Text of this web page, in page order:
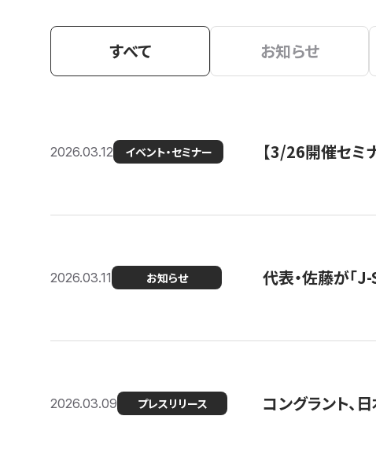
すべて お知らせ
2026.03.12 イベント・セミナー 【3/26開催セミ
2026.03.11 お知らせ 代表・佐藤が「
2026.03.09 プレスリリース コングラント、